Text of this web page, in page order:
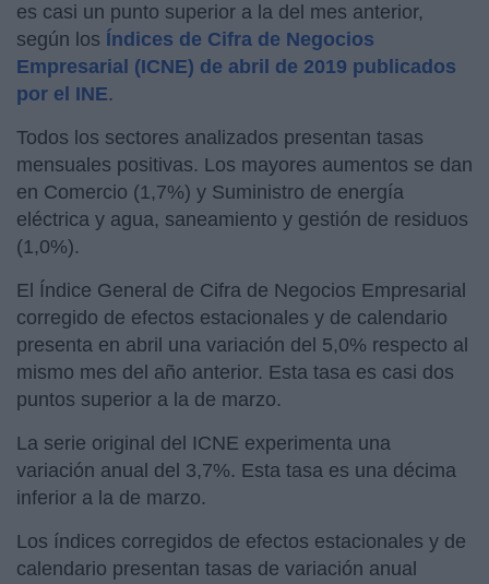
es casi un punto superior a la del mes anterior,
según los Índices de Cifra de Negocios
Empresarial (ICNE) de abril de 2019 publicados
por el INE.
Todos los sectores analizados presentan tasas
mensuales positivas. Los mayores aumentos se dan
en Comercio (1,7%) y Suministro de energía
eléctrica y agua, saneamiento y gestión de residuos
(1,0%).
El Índice General de Cifra de Negocios Empresarial
corregido de efectos estacionales y de calendario
presenta en abril una variación del 5,0% respecto al
mismo mes del año anterior. Esta tasa es casi dos
puntos superior a la de marzo.
La serie original del ICNE experimenta una
variación anual del 3,7%. Esta tasa es una décima
inferior a la de marzo.
Los índices corregidos de efectos estacionales y de
calendario presentan tasas de variación anual